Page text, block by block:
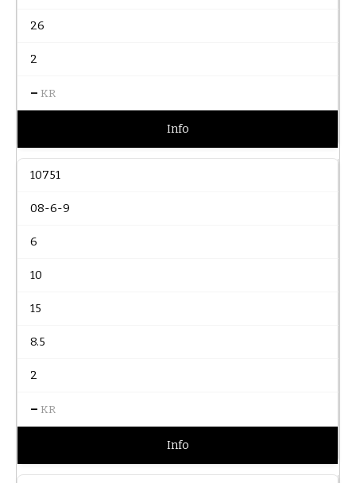
26
2
– KR
Info
10751
08-6-9
6
10
15
8.5
2
– KR
Info